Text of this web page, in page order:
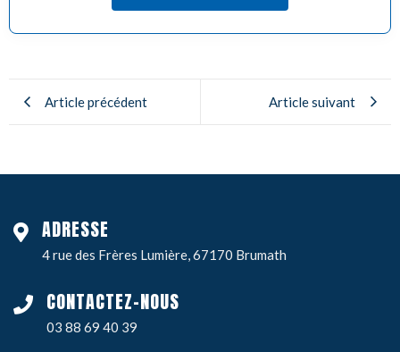
Article précédent Article suivant
ADRESSE
4 rue des Frères Lumière, 67170 Brumath
CONTACTEZ-NOUS
03 88 69 40 39